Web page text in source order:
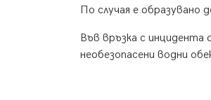
По случая е образувано
Във връзка с инцидента
необезопасени водни